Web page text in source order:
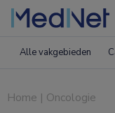
Alle vakgebieden
Home | Oncologie